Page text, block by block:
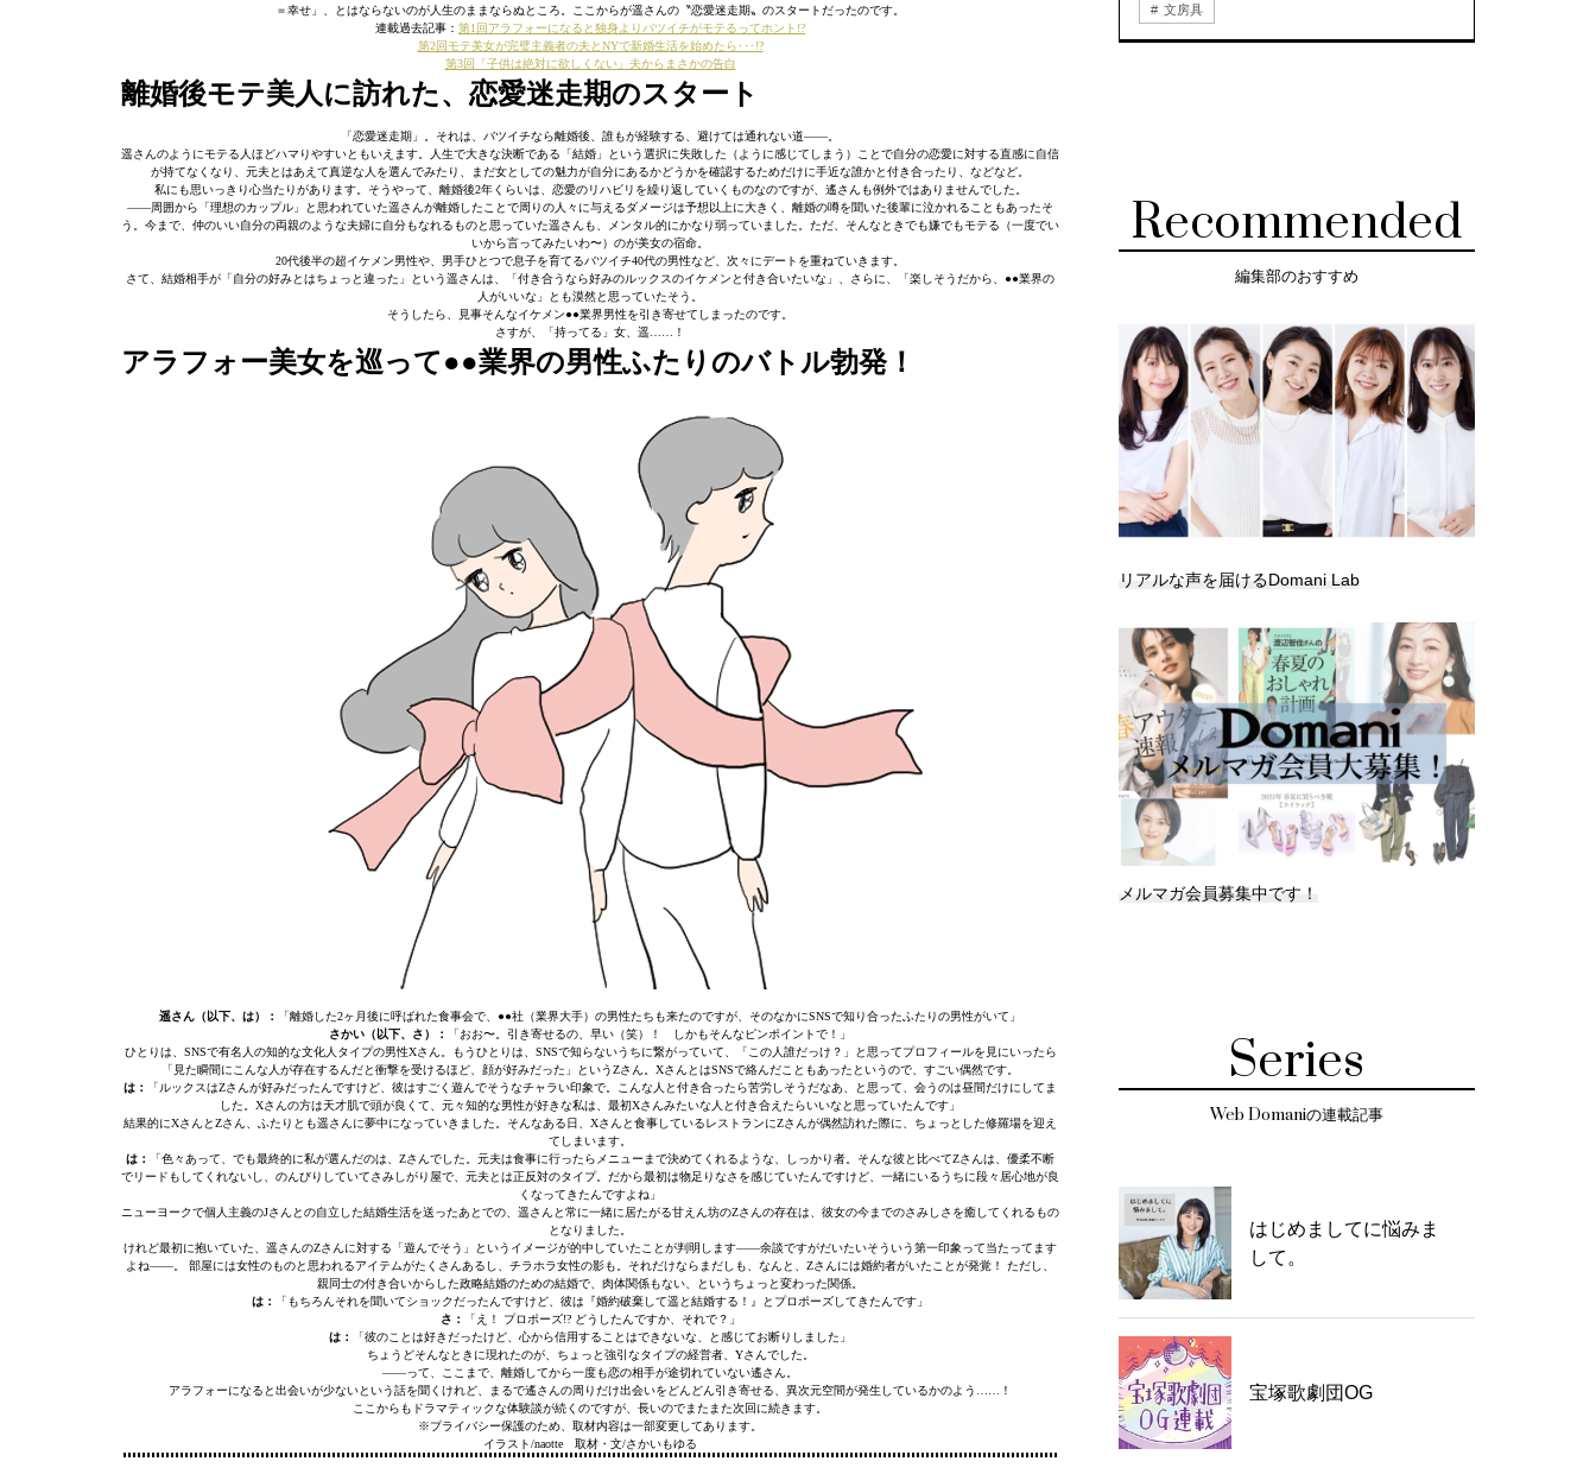
＝幸せ」、とはならないのが人生のままならぬところ。ここからが遥さんの〝恋愛迷走期〟のスタートだったのです。
連載過去記事： 第1回アラフォーになると独身よりバツイチがモテるってホント!?
第2回モテ美女が完璧主義者の夫とNYで新婚生活を始めたら･･･!?
第3回「子供は絶対に欲しくない」夫からまさかの告白
離婚後モテ美人に訪れた、恋愛迷走期のスタート
「恋愛迷走期」。それは、バツイチなら離婚後、誰もが経験する、避けては通れない道——。
遥さんのようにモテる人ほどハマりやすいともいえます。人生で大きな決断である「結婚」という選択に失敗した（ように感じてしまう）ことで自分の恋愛に対する直感に自信
が持てなくなり、元夫とはあえて真逆な人を選んでみたり、まだ女としての魅力が自分にあるかどうかを確認するためだけに手近な誰かと付き合ったり、などなど。
私にも思いっきり心当たりがあります。そうやって、離婚後2年くらいは、恋愛のリハビリを繰り返していくものなのですが、遙さんも例外ではありませんでした。
——周囲から「理想のカップル」と思われていた遥さんが離婚したことで周りの人々に与えるダメージは予想以上に大きく、離婚の噂を聞いた後輩に泣かれることもあったそ
う。今まで、仲のいい自分の両親のような夫婦に自分もなれるものと思っていた遥さんも、メンタル的にかなり弱っていました。ただ、そんなときでも嫌でもモテる（一度でい
いから言ってみたいわ〜）のが美女の宿命。
20代後半の超イケメン男性や、男手ひとつで息子を育てるバツイチ40代の男性など、次々にデートを重ねていきます。
さて、結婚相手が「自分の好みとはちょっと違った」という遥さんは、「付き合うなら好みのルックスのイケメンと付き合いたいな」、さらに、「楽しそうだから、●●業界の
人がいいな」とも漠然と思っていたそう。
そうしたら、見事そんなイケメン●●業界男性を引き寄せてしまったのです。
さすが、「持ってる」女、遥……！
アラフォー美女を巡って●●業界の男性ふたりのバトル勃発！
遥さん（以下、は）：
「離婚した2ヶ月後に呼ばれた食事会で、●●社（業界大手）の男性たちも来たのですが、そのなかにSNSで知り合ったふたりの男性がいて」
さかい（以下、さ）：
「おお〜。引き寄せるの、早い（笑）！ しかもそんなピンポイントで！」
ひとりは、SNSで有名人の知的な文化人タイプの男性Xさん。もうひとりは、SNSで知らないうちに繋がっていて、「この人誰だっけ？」と思ってプロフィールを見にいったら
「見た瞬間にこんな人が存在するんだと衝撃を受けるほど、顔が好みだった」というZさん。XさんとはSNSで絡んだこともあったというので、すごい偶然です。
は：
「ルックスはZさんが好みだったんですけど、彼はすごく遊んでそうなチャラい印象で。こんな人と付き合ったら苦労しそうだなあ、と思って、会うのは昼間だけにしてま
した。Xさんの方は天才肌で頭が良くて、元々知的な男性が好きな私は、最初Xさんみたいな人と付き合えたらいいなと思っていたんです」
結果的にXさんとZさん、ふたりとも遥さんに夢中になっていきました。そんなある日、Xさんと食事しているレストランにZさんが偶然訪れた際に、ちょっとした修羅場を迎え
てしまいます。
は：
「色々あって、でも最終的に私が選んだのは、Zさんでした。元夫は食事に行ったらメニューまで決めてくれるような、しっかり者。そんな彼と比べてZさんは、優柔不断
でリードもしてくれないし、のんびりしていてさみしがり屋で、元夫とは正反対のタイプ。だから最初は物足りなさを感じていたんですけど、一緒にいるうちに段々居心地が良
くなってきたんですよね」
ニューヨークで個人主義のJさんとの自立した結婚生活を送ったあとでの、遥さんと常に一緒に居たがる甘えん坊のZさんの存在は、彼女の今までのさみしさを癒してくれるもの
となりました。
けれど最初に抱いていた、遥さんのZさんに対する「遊んでそう」というイメージが的中していたことが判明します——余談ですがだいたいそういう第一印象って当たってます
よね——。 部屋には女性のものと思われるアイテムがたくさんあるし、チラホラ女性の影も。それだけならまだしも、なんと、Zさんには婚約者がいたことが発覚！ ただし、
親同士の付き合いからした政略結婚のための結婚で、肉体関係もない、というちょっと変わった関係。
は：
「もちろんそれを聞いてショックだったんですけど、彼は『婚約破棄して遥と結婚する！』とプロポーズしてきたんです」
さ：
「え！ プロポーズ!? どうしたんですか、それで？」
は：
「彼のことは好きだったけど、心から信用することはできないな、と感じてお断りしました」
ちょうどそんなときに現れたのが、ちょっと強引なタイプの経営者、Yさんでした。
——って、ここまで、離婚してから一度も恋の相手が途切れていない遙さん。
アラフォーになると出会いが少ないという話を聞くけれど、まるで遙さんの周りだけ出会いをどんどん引き寄せる、異次元空間が発生しているかのよう……！
ここからもドラマティックな体験談が続くのですが、長いのでまたまた次回に続きます。
※プライバシー保護のため、取材内容は一部変更してあります。
イラスト/naotte 取材・文/さかいもゆる
文房具
Recommended
編集部のおすすめ
リアルな声を届けるDomani Lab
メルマガ会員募集中です！
Series
Web Domaniの連載記事
はじめましてに悩みま
して。
宝塚歌劇団OG